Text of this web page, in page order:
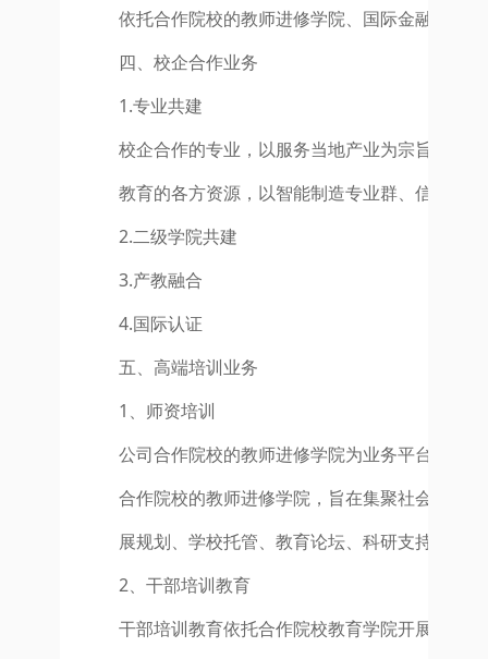
依托合作院校的教师进修学院、国际金融研究
四、校企合作业务
1.专业共建
校企合作的专业，以服务当地产业为宗旨，为
教育的各方资源，以智能制造专业群、信息类
2.二级学院共建
3.产教融合
4.国际认证
五、高端培训业务
1、师资培训
公司合作院校的教师进修学院为业务平台，打
合作院校的教师进修学院，旨在集聚社会各界
展规划、学校托管、教育论坛、科研支持、课
2、干部培训教育
干部培训教育依托合作院校教育学院开展。合